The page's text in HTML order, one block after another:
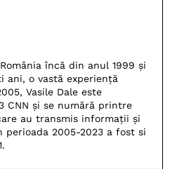
încă din anul 1999 și
o vastă experiență
Vasile Dale este
CNN și se numără printre
au transmis informații și
2005-2023 a fost si